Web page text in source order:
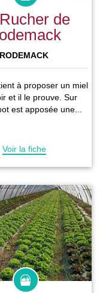
de
RODEMACK
à proposer un miel
et il le prouve. Sur
est apposée une...
Voir la fiche